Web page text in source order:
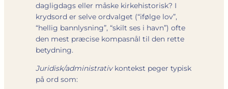
dagligdags eller måske kirkehistorisk? I
krydsord er selve ordvalget (“ifølge lov”,
“hellig ​bannlysning”, “skilt ses i havn”) ofte
den mest præcise kompasnål til den rette
betydning.
Juridisk/administrativkontekst peger typisk
på ord som: